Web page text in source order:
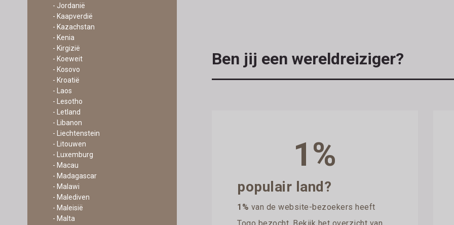
- Jordanië
- Kaapverdië
- Kazachstan
- Kenia
- Kirgizië
- Koeweit
- Kosovo
- Kroatië
- Laos
- Lesotho
- Letland
- Libanon
- Liechtenstein
- Litouwen
- Luxemburg
- Macau
- Madagascar
- Malawi
- Malediven
- Maleisië
- Malta
Ben jij een wereldreiziger?
1%
populair land?
1% van de website-bezoekers heeft